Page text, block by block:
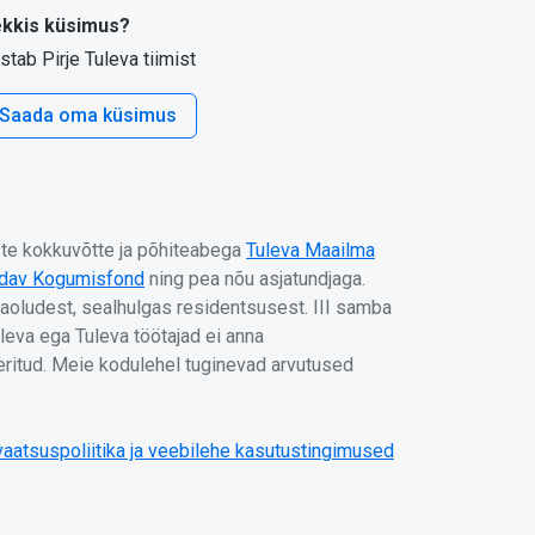
küsimus?
Pirje Tuleva tiimist
Saada oma küsimus
kokkuvõtte ja põhiteabega Tuleva Maailma
Kogumisfond ning pea nõu asjatundjaga.
sealhulgas residentsusest. III samba
ega Tuleva töötajad ei anna
Meie kodulehel tuginevad arvutused
ja veebilehe kasutustingimused